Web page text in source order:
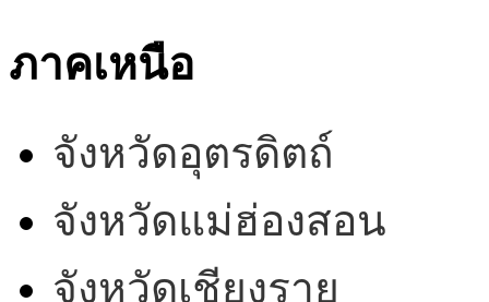
ภาคเหนือ
จังหวัดอุตรดิตถ์
จังหวัดแม่ฮ่องสอน
จังหวัดเชียงราย